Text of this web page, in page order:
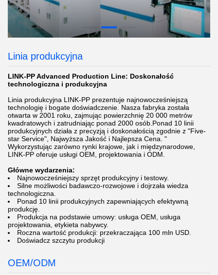
Linia produkcyjna
LINK-PP Advanced Production Line: Doskonałość
technologiczna i produkcyjna
Linia produkcyjna LINK-PP prezentuje najnowocześniejszą
technologię i bogate doświadczenie. Nasza fabryka została
otwarta w 2001 roku, zajmując powierzchnię 20 000 metrów
kwadratowych i zatrudniając ponad 2000 osób.Ponad 10 linii
produkcyjnych działa z precyzją i doskonałością zgodnie z "Five-
star Service", Najwyższa Jakość i Najlepsza Cena. "
Wykorzystując zarówno rynki krajowe, jak i międzynarodowe,
LINK-PP oferuje usługi OEM, projektowania i ODM.
Główne wydarzenia:
Najnowocześniejszy sprzęt produkcyjny i testowy.
Silne możliwości badawczo-rozwojowe i dojrzała wiedza
technologiczna.
Ponad 10 linii produkcyjnych zapewniających efektywną
produkcję.
Produkcja na podstawie umowy: usługa OEM, usługa
projektowania, etykieta nabywcy.
Roczna wartość produkcji: przekraczająca 100 mln USD.
Doświadcz szczytu produkcji
OEM/ODM